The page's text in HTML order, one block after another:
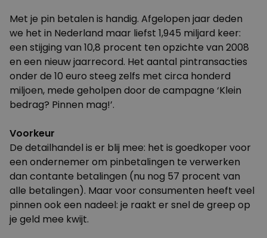
Met je pin betalen is handig. Afgelopen jaar deden
we het in Nederland maar liefst 1,945 miljard keer:
een stijging van 10,8 procent ten opzichte van 2008
en een nieuw jaarrecord. Het aantal pintransacties
onder de 10 euro steeg zelfs met circa honderd
miljoen, mede geholpen door de campagne ‘Klein
bedrag? Pinnen mag!’.
Voorkeur
De detailhandel is er blij mee: het is goedkoper voor
een ondernemer om pinbetalingen te verwerken
dan contante betalingen (nu nog 57 procent van
alle betalingen). Maar voor consumenten heeft veel
pinnen ook een nadeel: je raakt er snel de greep op
je geld mee kwijt.